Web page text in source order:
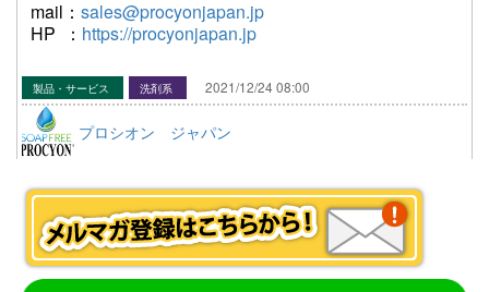
mail： sales@procyonjapan.jp
HP ： https://procyonjapan.jp
製品・サービス 洗剤系 2021/12/24 08:00
プロシオン ジャパン